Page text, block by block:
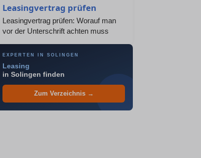
Leasingvertrag prüfen
Leasingvertrag prüfen: Worauf man
vor der Unterschrift achten muss
EXPERTEN IN SOLINGEN
Leasing
in Solingen finden
Zum Verzeichnis →